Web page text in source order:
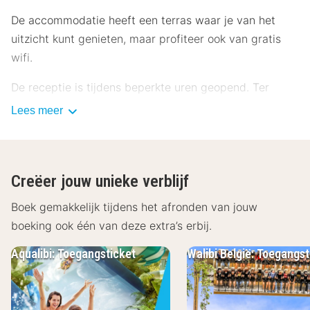
De accommodatie heeft een terras waar je van het
uitzicht kunt genieten, maar profiteer ook van gratis
wifi.
De receptie is tijdens beperkte uren geopend. Ter
plaatse heb je gratis parkeerplaatsen.
terwijl de tv met kabelzenders zorgt voor het
kijkplezier. De privébadkamers met een bad of douche
hebben gratis toiletartikelen en haardrogers.
Voorzieningen zijn bijvoorbeeld een bureau, dagelijks is
er een huishoudservice en een strijkplank/strijkijzer kun
je aanvragen.
Afstanden worden weergegeven tot op 0,1 mijl en
Lees meer
Creëer jouw unieke verblijf
Boek gemakkelijk tijdens het afronden van jouw
boeking ook één van deze extra’s erbij.
Aqualibi: Toegangsticket Walibi België: